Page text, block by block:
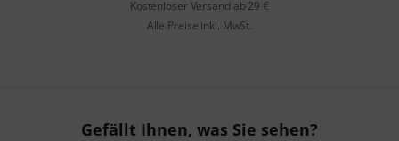
Kostenloser Versand ab 29 €
Alle Preise inkl. MwSt.
Gefällt Ihnen, was Sie sehen?